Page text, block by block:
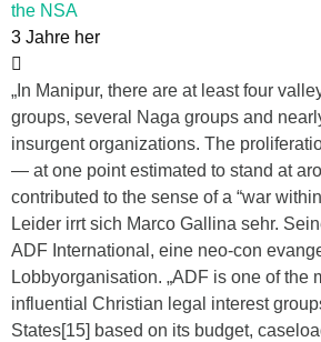
the NSA
3 Jahre her
„In Manipur, there are at least four
groups, several Naga groups and
insurgent organizations. The
— at one point estimated to stand at
contributed to the sense of a “war
Leider irrt sich Marco Gallina sehr.
ADF International, eine neo-con
Lobbyorganisation. „ADF is one of the
influential Christian legal interest
States[15] based on its budget,